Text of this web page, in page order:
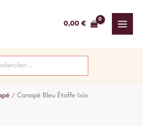
0,00 €
/ Canapé Bleu Étoffe Ixia